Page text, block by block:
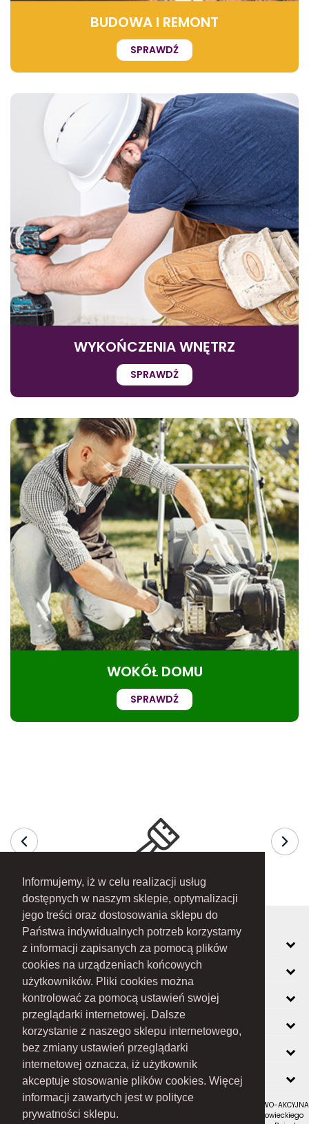
Informujemy, iż w celu realizacji usług
dostępnych w naszym sklepie, optymalizacji
jego treści oraz dostosowania sklepu do
Państwa indywidualnych potrzeb korzystamy
z informacji zapisanych za pomocą plików
cookies na urządzeniach końcowych
użytkowników. Pliki cookies można
kontrolować za pomocą ustawień swojej
przeglądarki internetowej. Dalsze
korzystanie z naszego sklepu internetowego,
bez zmiany ustawień przeglądarki
internetowej oznacza, iż użytkownik
akceptuje stosowanie plików cookies. Więcej
informacji zawartych jest w polityce
prywatności sklepu.
BUDOWA I REMONT
SPRAWDŹ
WYKOŃCZENIA WNĘTRZ
SPRAWDŹ
WOKÓŁ DOMU
SPRAWDŹ
MOJE KONTO
INFORMACJE
O FIRMIE
ZOBACZ RÓWNIEŻ
KONTAKT
NEWSLETTER
RAMEX SPÓŁKA Z OGRANICZONĄ ODPOWIEDZIALNOŚCIĄ SPÓŁKA KOMANDYTOWO-AKCYJNA
z siedzibą w Nowym Sączu (adres siedziby i adres do doręczeń: ul. Wiśniowieckiego